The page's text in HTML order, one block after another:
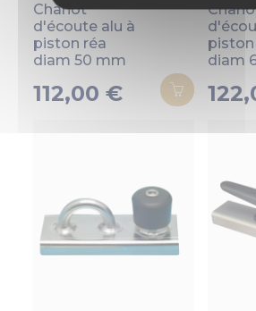
Chariot
d'écoute alu à
piston réa
diam 50 mm
112,00 €
piston
diam